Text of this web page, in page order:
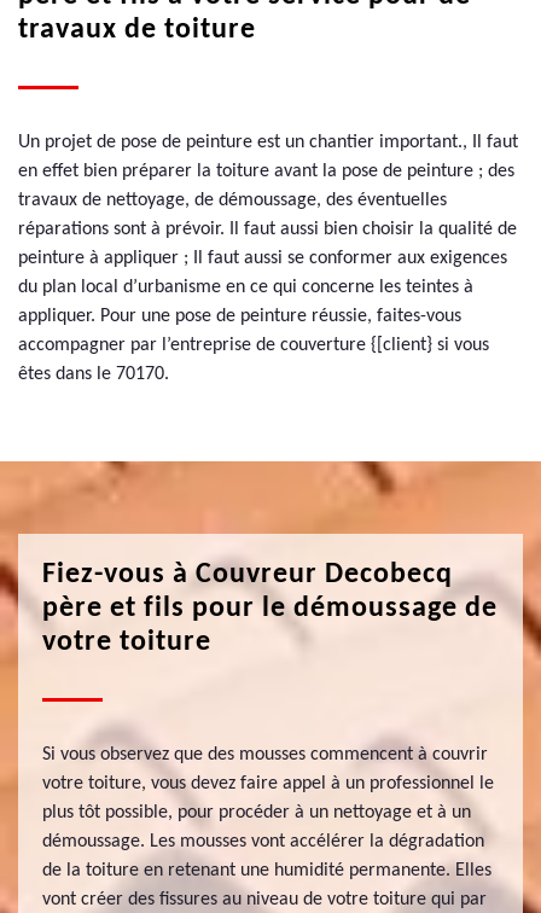
travaux de toiture
Un projet de pose de peinture est un chantier important., Il faut
en effet bien préparer la toiture avant la pose de peinture ; des
travaux de nettoyage, de démoussage, des éventuelles
réparations sont à prévoir. Il faut aussi bien choisir la qualité de
peinture à appliquer ; Il faut aussi se conformer aux exigences
du plan local d’urbanisme en ce qui concerne les teintes à
appliquer. Pour une pose de peinture réussie, faites-vous
accompagner par l’entreprise de couverture {[client} si vous
êtes dans le 70170.
Fiez-vous à Couvreur Decobecq
père et fils pour le démoussage de
votre toiture
Si vous observez que des mousses commencent à couvrir
votre toiture, vous devez faire appel à un professionnel le
plus tôt possible, pour procéder à un nettoyage et à un
démoussage. Les mousses vont accélérer la dégradation
de la toiture en retenant une humidité permanente. Elles
vont créer des fissures au niveau de votre toiture qui par